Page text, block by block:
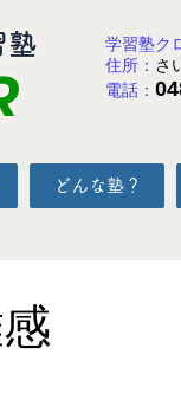
塾
学習塾ク
住所： さ
電話：
どんな塾？
す。